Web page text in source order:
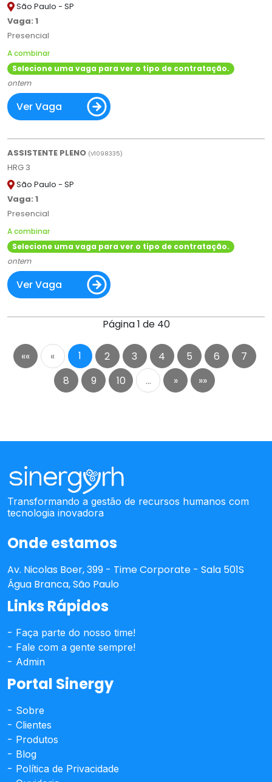
São Paulo - SP
Vaga: 1
Presencial
A combinar
Selecione uma vaga para ver o tipo de contratação.
ontem
Ver Vaga
ASSISTENTE PLENO (V1098335)
HRG 3
São Paulo - SP
Vaga: 1
Presencial
A combinar
Selecione uma vaga para ver o tipo de contratação.
ontem
Ver Vaga
Página 1 de 40
«« « 1 2 3 4 5 6
7
8
9 10 … » »»
Transformando a gestão de recursos humanos com
tecnologia inovadora
Onde estamos
Av. Nicolas Boer, 399 - Time Corporate - Sala 501S
Água Branca, São Paulo
Links Rápidos
Faça parte do nosso time!
Fale com a gente sempre!
Admin
Portal Sinergy
Sobre
Clientes
Produtos
Blog
Política de Privacidade